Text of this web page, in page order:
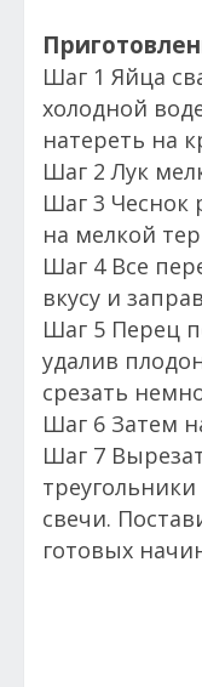
Шаг 1 Яйца
холодной
натереть на
Шаг 2 Лук
Шаг 3 Чеснок
на мелкой
Шаг 4 Все
вкусу и
Шаг 5 Перец
удалив
срезать
Шаг 6 Затем
Шаг 7
свечи.
готовых